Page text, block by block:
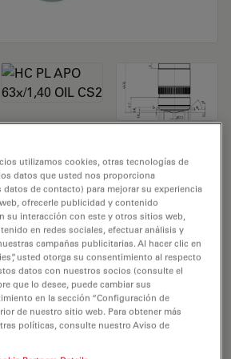
HC PL APO
63x/1,40 OIL CS2 tiene un
apertura numérica de 1,4mm.
con medio de inmersión en
de objetivo de M25 que tiene
libre de 0,12 mm y un FN de
utilizamos cookies, otras tecnologías de
datos que usted nos proporciona
de contacto) para mejorar su experiencia
ofrecerle publicidad y contenido
su interacción con este y otros sitios web,
en redes sociales, efectuar análisis y
campañas publicitarias. Al hacer clic en
usted otorga su consentimiento al respecto
datos con nuestros socios (consulte el
que lo desee, puede cambiar sus
en la sección “Configuración de
de nuestro sitio web. Para obtener más
políticas, consulte nuestro Aviso de